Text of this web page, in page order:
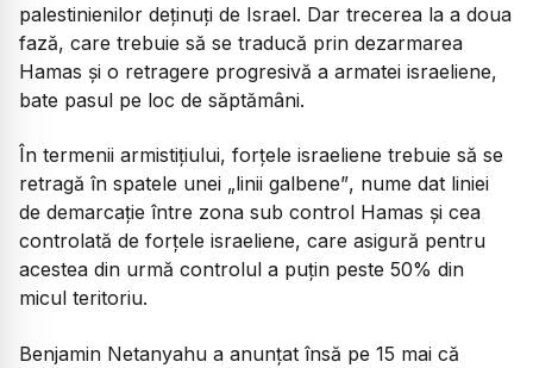
palestinienilor deținuți de Israel. Dar trecerea la a doua
fază, care trebuie să se traducă prin dezarmarea
Hamas și o retragere progresivă a armatei israeliene,
bate pasul pe loc de săptămâni.
În termenii armistițiului, forțele israeliene trebuie să se
retragă în spatele unei „linii galbene”, nume dat liniei
de demarcație între zona sub control Hamas și cea
controlată de forțele israeliene, care asigură pentru
acestea din urmă controlul a puțin peste 50% din
micul teritoriu.
Benjamin Netanyahu a anunțat însă pe 15 mai că